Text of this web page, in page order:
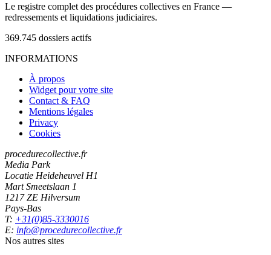
Le registre complet des procédures collectives en France —
redressements et liquidations judiciaires.
369.745 dossiers actifs
INFORMATIONS
À propos
Widget pour votre site
Contact & FAQ
Mentions légales
Privacy
Cookies
procedurecollective.fr
Media Park
Locatie Heideheuvel H1
Mart Smeetslaan 1
1217 ZE Hilversum
Pays-Bas
T: +31(0)85-3330016
E: info@procedurecollective.fr
Nos autres sites